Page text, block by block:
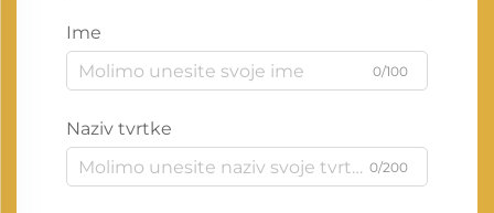
Ime
0/100
Naziv tvrtke
0/200